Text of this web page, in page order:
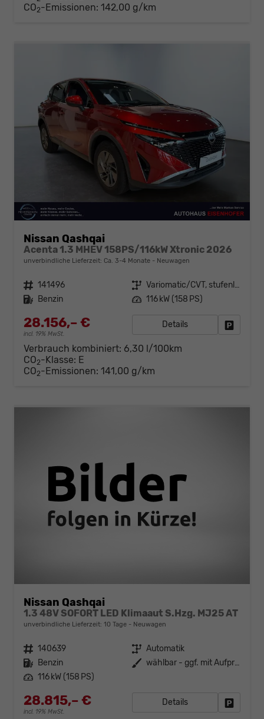
CO2-Emissionen: 142,00 g/km
Nissan Qashqai
Acenta 1.3 MHEV 158PS/116kW Xtronic 2026
unverbindliche Lieferzeit: Ca. 3-4 Monate Neuwagen
Fahrzeugnr. 141496 Getriebe
Variomatic/CVT, stufenlos
Kraftstoff Benzin Leistung 116 kW (158 PS)
28.156,– €
incl. 19% MwSt.
Details
Verbrauch kombiniert: 6,30 l/100km
CO2-Klasse: E
CO2-Emissionen: 141,00 g/km
Nissan Qashqai
1.3 48V SOFORT LED Klimaaut S.Hzg. MJ25 AT
unverbindliche Lieferzeit: 10 Tage Neuwagen
Fahrzeugnr. 140639 Getriebe Automatik
Kraftstoff Benzin Außenfarbe
wählbar - ggf. mit Aufpreis
Leistung 116 kW (158 PS)
28.815,– €
incl. 19% MwSt.
Details